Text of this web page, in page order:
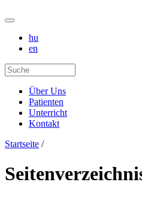
hu
en
Über Uns
Patienten
Unterricht
Kontakt
Startseite /